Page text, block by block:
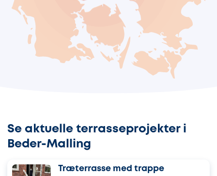
Se aktuelle terrasseprojekter i
Beder-Malling
Træterrasse med trappe